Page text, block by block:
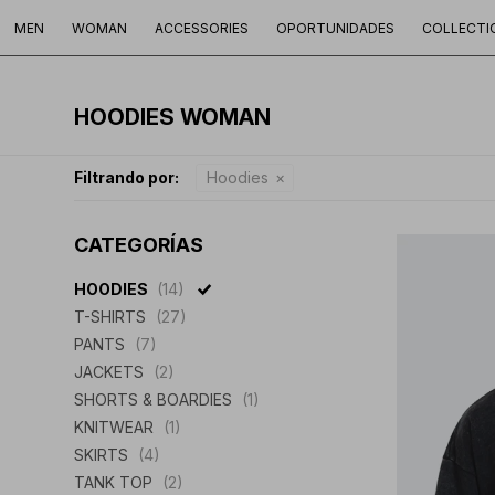
MEN WOMAN ACCESSORIES OPORTUNIDADES
HOODIES WOMAN
Filtrando por: Hoodies
CATEGORÍAS
HOODIES
(14)
T-SHIRTS
(27)
PANTS
(7)
JACKETS
(2)
SHORTS & BOARDIES
(1)
KNITWEAR
(1)
SKIRTS
(4)
TANK TOP
(2)